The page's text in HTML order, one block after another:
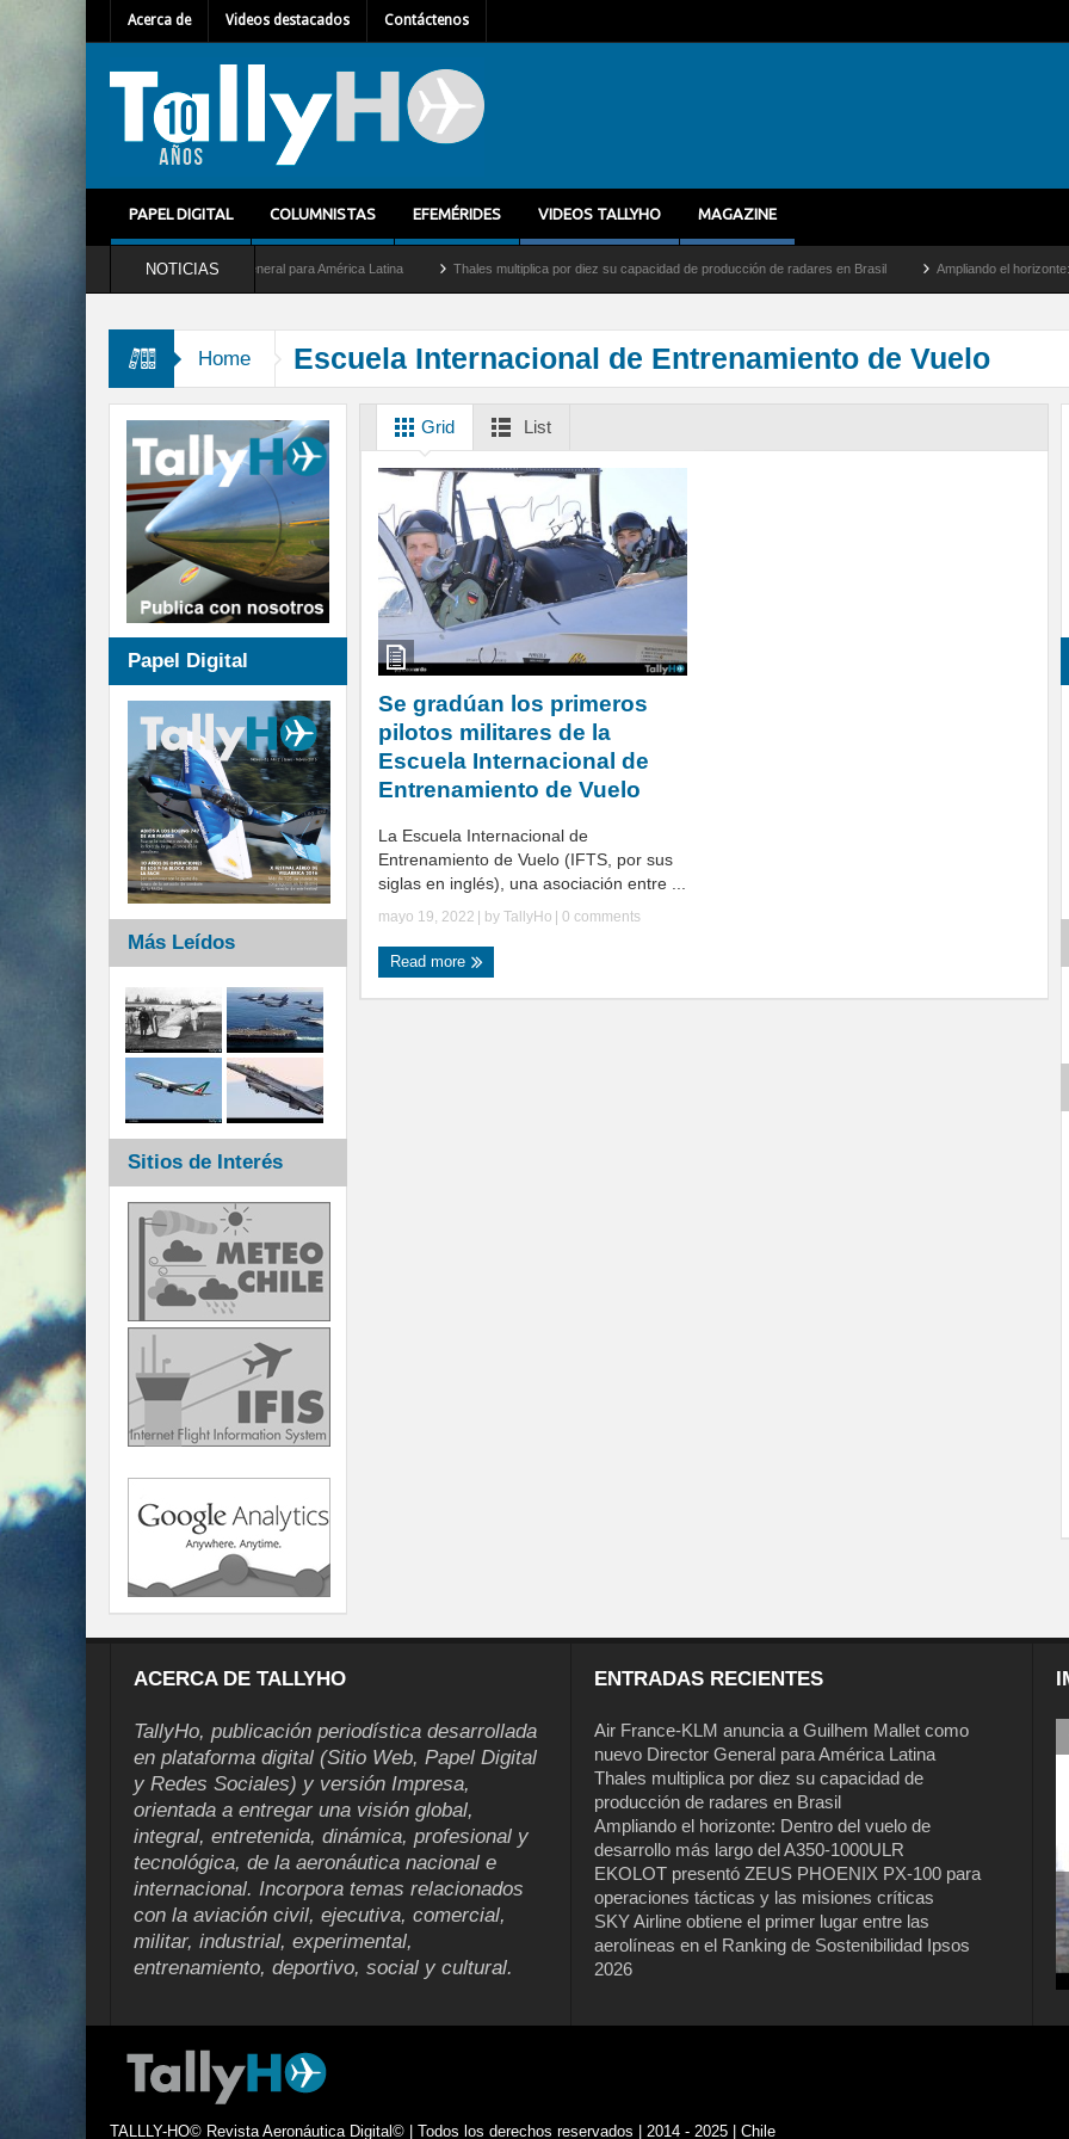
Acerca de Videos destacados Contáctenos
PAPEL DIGITAL COLUMNISTAS EFEMÉRIDES VIDEOS TALLYHO MAGAZINE
NOTICIAS
Mallet como nuevo Director General para América Latina Thales multiplica por diez su capacidad de producción de radares en Brasil Ampliando el horizonte: Dentro
Home Escuela Internacional de Entrenamiento de Vuelo
Grid List
Se gradúan los primeros
pilotos militares de la
Escuela Internacional de
Entrenamiento de Vuelo
La Escuela Internacional de
Entrenamiento de Vuelo (IFTS, por sus
siglas en inglés), una asociación entre ...
mayo 19, 2022 | by TallyHo 0 comments
Read more
Papel Digital
Más Leídos
Sitios de Interés
ACERCA DE TALLYHO
TallyHo, publicación periodística desarrollada
en plataforma digital (Sitio Web, Papel Digital
y Redes Sociales) y versión Impresa,
orientada a entregar una visión global,
integral, entretenida, dinámica, profesional y
tecnológica, de la aeronáutica nacional e
internacional. Incorpora temas relacionados
con la aviación civil, ejecutiva, comercial,
militar, industrial, experimental,
entrenamiento, deportivo, social y cultural.
ENTRADAS RECIENTES
Air France-KLM anuncia a Guilhem Mallet como
nuevo Director General para América Latina
Thales multiplica por diez su capacidad de
producción de radares en Brasil
Ampliando el horizonte: Dentro del vuelo de
desarrollo más largo del A350-1000ULR
EKOLOT presentó ZEUS PHOENIX PX-100 para
operaciones tácticas y las misiones críticas
SKY Airline obtiene el primer lugar entre las
aerolíneas en el Ranking de Sostenibilidad Ipsos
2026
TALLLY-HO© Revista Aeronáutica Digital© | Todos los derechos reservados | 2014 - 2025 | Chile